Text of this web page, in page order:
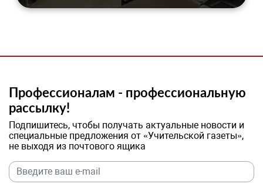
Профессионалам - профессиональную
рассылку!
Подпишитесь, чтобы получать актуальные новости и
специальные предложения от «Учительской газеты»,
не выходя из почтового ящика